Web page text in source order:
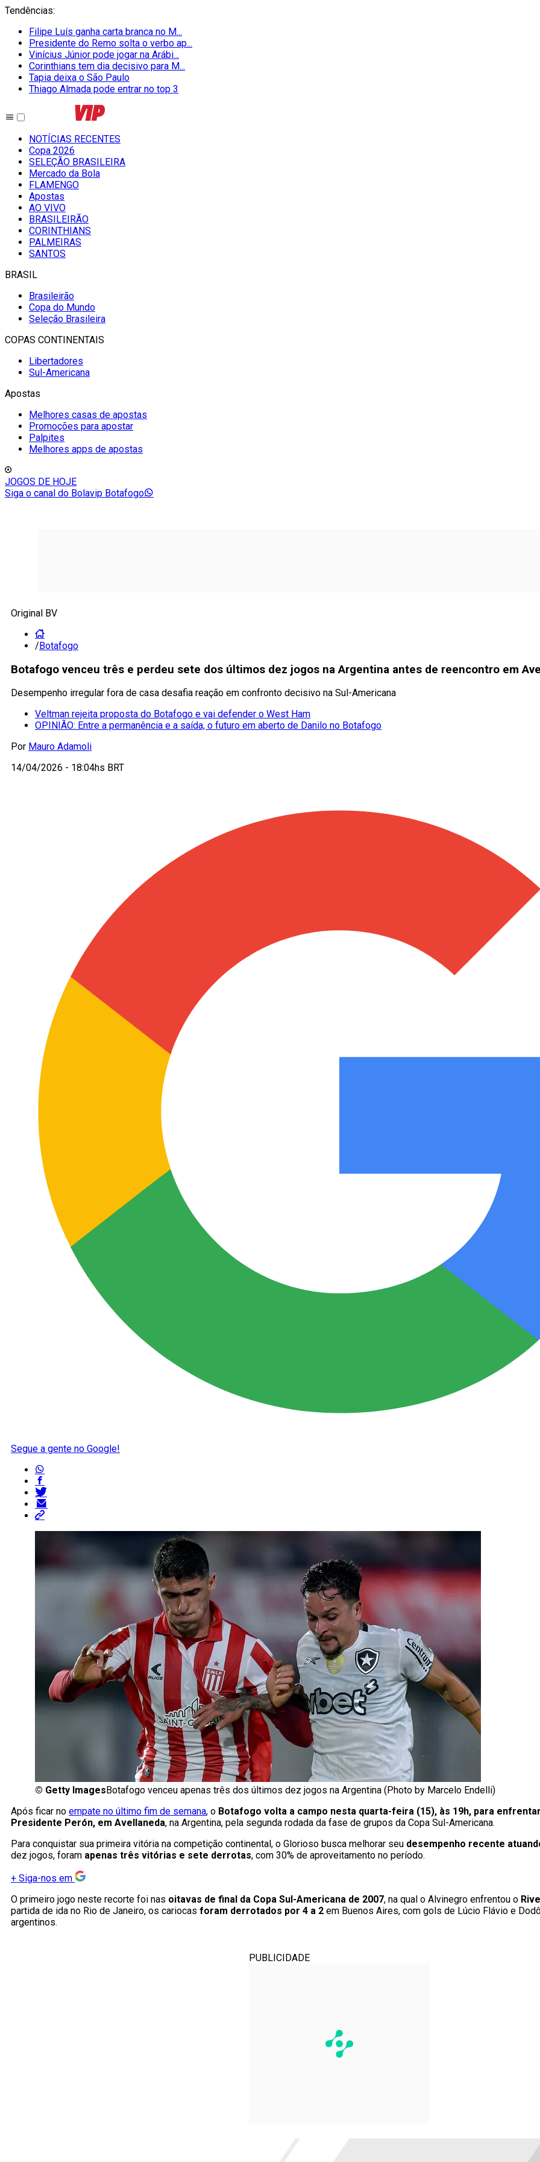
Tendências:
Filipe Luís ganha carta branca no M...
Presidente do Remo solta o verbo ap...
Vinícius Júnior pode jogar na Arábi...
Corinthians tem dia decisivo para M...
Tapia deixa o São Paulo
Thiago Almada pode entrar no top 3
NOTÍCIAS RECENTES
Copa 2026
SELEÇÃO BRASILEIRA
Mercado da Bola
FLAMENGO
Apostas
AO VIVO
BRASILEIRÃO
CORINTHIANS
PALMEIRAS
SANTOS
BRASIL
Brasileirão
Copa do Mundo
Seleção Brasileira
COPAS CONTINENTAIS
Libertadores
Sul-Americana
Apostas
Melhores casas de apostas
Promoções para apostar
Palpites
Melhores apps de apostas
JOGOS DE HOJE
Siga o canal do Bolavip Botafogo
Original BV
/Botafogo
Botafogo venceu três e perdeu sete dos últimos dez jogos na Argentina antes de reencontro em
Desempenho irregular fora de casa desafia reação em confronto decisivo na Sul-Americana
Veltman rejeita proposta do Botafogo e vai defender o West Ham
OPINIÃO: Entre a permanência e a saída, o futuro em aberto de Danilo no Botafogo
Por Mauro Adamoli
14/04/2026 - 18:04hs BRT
Segue a gente no Google!
© Getty Images Botafogo venceu apenas três dos últimos dez jogos na Argentina (Photo by Marcelo Endelli)
Após ficar no empate no último fim de semana, o Botafogo volta a campo nesta quarta-feira (15), às 19h, para
Presidente Perón, em Avellaneda, na Argentina, pela segunda rodada da fase de grupos da Copa Sul-Americana.
Para conquistar sua primeira vitória na competição continental, o Glorioso busca melhorar seu desempenho recente
dez jogos, foram apenas três vitórias e sete derrotas, com 30% de aproveitamento no período.
+ Siga-nos em
O primeiro jogo neste recorte foi nas oitavas de final da Copa Sul-Americana de 2007, na qual o Alvinegro enfrentou o
partida de ida no Rio de Janeiro, os cariocas foram derrotados por 4 a 2 em Buenos Aires, com gols de Lúcio Flávio e
argentinos.
PUBLICIDADE